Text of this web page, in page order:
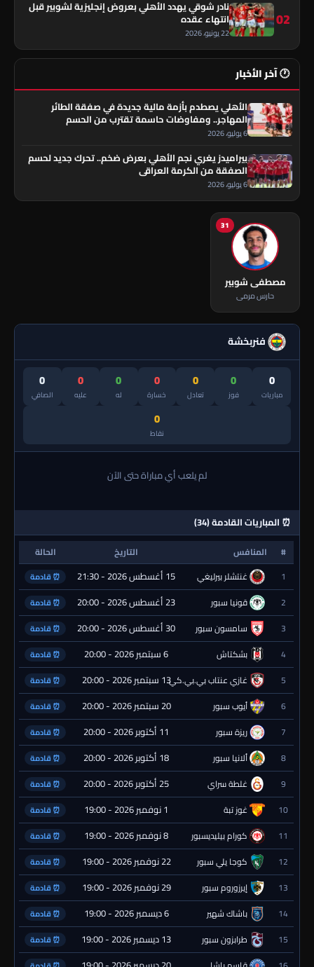
02
نادر شوقي يهدد الأهلي بعروض إنجليزية لشوبير قبل
انتهاء عقده
22 يونيو، 2026
🕐 آخر الأخبار
الأهلي يصطدم بأزمة مالية جديدة في صفقة الطائر
المهاجر.. ومفاوضات حاسمة تقترب من الحسم
6 يوليو، 2026
بيراميدز يغري نجم الأهلي بعرض ضخم.. تحرك جديد لحسم
الصفقة من الكرمة العراقي
6 يوليو، 2026
31
مصطفى شوبير
حارس مرمى
فنربخشة
0
مباريات
0
فوز
0
تعادل
0
خسارة
0
له
0
عليه
0
الصافي
0
نقاط
لم يلعب أي مباراة حتى الآن
⏰ المباريات القادمة (34)
# المنافس التاريخ
الحالة
1
غنتشلر بيرليغي 15 أغسطس 2026 - 21:30 ⏰ قادمة
2 قونيا سبور 23 أغسطس 2026 - 20:00 ⏰ قادمة
3 سامسون سبور 30 أغسطس 2026 - 20:00 ⏰ قادمة
4 بشكتاش 6 سبتمبر 2026 - 20:00 ⏰ قادمة
5 غازي عنتاب بي.بي.كي.13 سبتمبر 2026 - 20:00 ⏰ قادمة
6 أيوب سبور 20 سبتمبر 2026 - 20:00 ⏰ قادمة
7 ريزة سبور 11 أكتوبر 2026 - 20:00 ⏰ قادمة
8 ألانيا سبور 18 أكتوبر 2026 - 20:00 ⏰ قادمة
9 غلطة سراي 25 أكتوبر 2026 - 20:00 ⏰ قادمة
10 غوز تبة 1 نوفمبر 2026 - 19:00 ⏰ قادمة
11 كورام بيليديسبور 8 نوفمبر 2026 - 19:00 ⏰ قادمة
12 كوجا يلي سبور 22 نوفمبر 2026 - 19:00 ⏰ قادمة
13 إيرزوروم سبور 29 نوفمبر 2026 - 19:00 ⏰ قادمة
14 باشاك شهير 6 ديسمبر 2026 - 19:00 ⏰ قادمة
15 طرابزون سبور 13 ديسمبر 2026 - 19:00 ⏰ قادمة